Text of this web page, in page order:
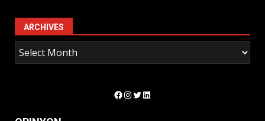
ARCHIVES
Facebook
Instagram
Twitter
LinkedIn